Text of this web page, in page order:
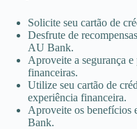
Solicite seu cartão de
Desfrute de
AU Bank.
Aproveite a segurança e
financeiras.
Utilize seu cartão de
experiência financeira.
Aproveite os benefícios
Bank.